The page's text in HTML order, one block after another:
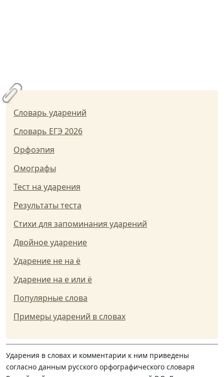
Словарь ударений
Словарь ЕГЭ 2026
Орфоэпия
Омографы
Тест на ударения
Результаты теста
Стихи для запоминания ударений
Двойное ударение
Ударение не на ё
Ударение на е или ё
Популярные слова
Примеры ударений в словах
Ударения в словах и комментарии к ним приведены
согласно данным русского орфографического словаря